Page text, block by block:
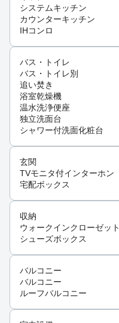
システムキッチン
カウンターキッチン
IHコンロ
バス・トイレ
バス・トイレ別
追い焚き
浴室乾燥機
温水洗浄便座
独立洗面台
シャワー付洗面化粧台
玄関
TVモニタ付インターホン
宅配ボックス
収納
ウォークインクローゼット
シューズボックス
バルコニー
バルコニー
ルーフバルコニー